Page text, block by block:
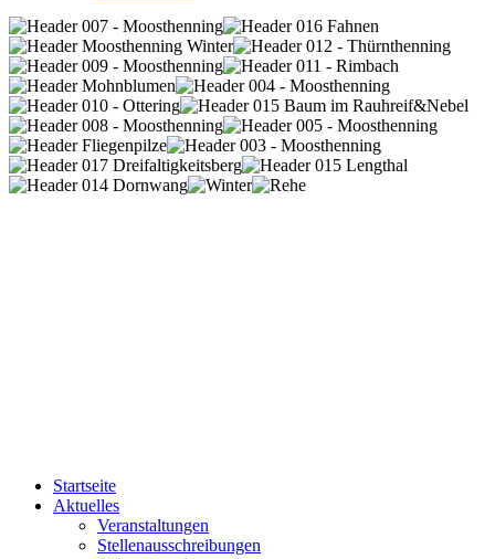
Startseite
Aktuelles
Veranstaltungen
Stellenausschreibungen